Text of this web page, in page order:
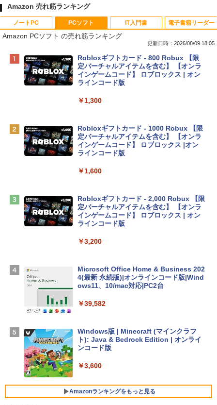
Amazon 売れ筋ランキング
ノートPC
Apple 2026 MacBook Neo A18 Proチッ
プ搭載13インチノートブック：AIとAppl
e Intelligenceのために設計、Liquid Ret
inaディスプレイ、8GBユニファイドメモ
eTime HDカメラ - インディゴ
tomtoc 360°保護 15.6 16インチ パソコ
ンケース Dell NEC Lavie ASUS HP dyna
Apple 2026 MacBook Air M5チップ搭載
13インチノートブック：AIとApple Intell
igence、13.6インチLiquid Retinaディ
TB SSDストレージ、12MPセンターフレ
￥278,800
【Amazon.co.jp限定】 HP ノートパソコ
￥129,800
FMV ノートパソコン WE1-K3 (MS 365 P
VWK3E15W_AZ
PCソフト
Amazon PCソフト の売れ筋ランキング
更新日時：2026/08/09 18:05
Robloxギフトカード - 800 Robux 【限
定バーチャルアイテムを含む】 【オンラ
インゲームコード】 ロブロックス | オン
ラインコード版
￥1,300
Robloxギフトカード - 1000 Robux 【限
定バーチャルアイテムを含む】 【オンラ
インゲームコード】 ロブロックス |オン
ラインコード版
￥1,600
Robloxギフトカード - 2,000 Robux 【限
定バーチャルアイテムを含む】 【オンラ
インゲームコード】 ロブロックス | オン
ラインコード版
￥3,200
Microsoft Office Home & Business 202
4(最新 永続版)|オンラインコード版|Wind
ows11、10/mac対応|PC2台
￥39,582
Windows版 | Minecraft (マインクラフ
ト): Java & Bedrock Edition | オンライ
ンコード版
￥3,600
Amazonランキングをもっと見る
IT入門書 電子書籍リーダー